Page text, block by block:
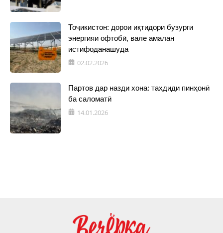
Тоҷикистон: дорои иқтидори бузурги
энергияи офтобӣ, вале амалан
истифоданашуда
02.02.2026
Партов дар назди хона: таҳдиди пинҳонӣ
ба саломатӣ
14.01.2026